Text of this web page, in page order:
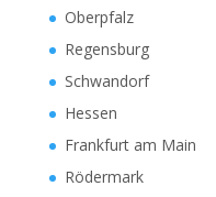
Oberpfalz
Regensburg
Schwandorf
Hessen
Frankfurt am Main
Rödermark